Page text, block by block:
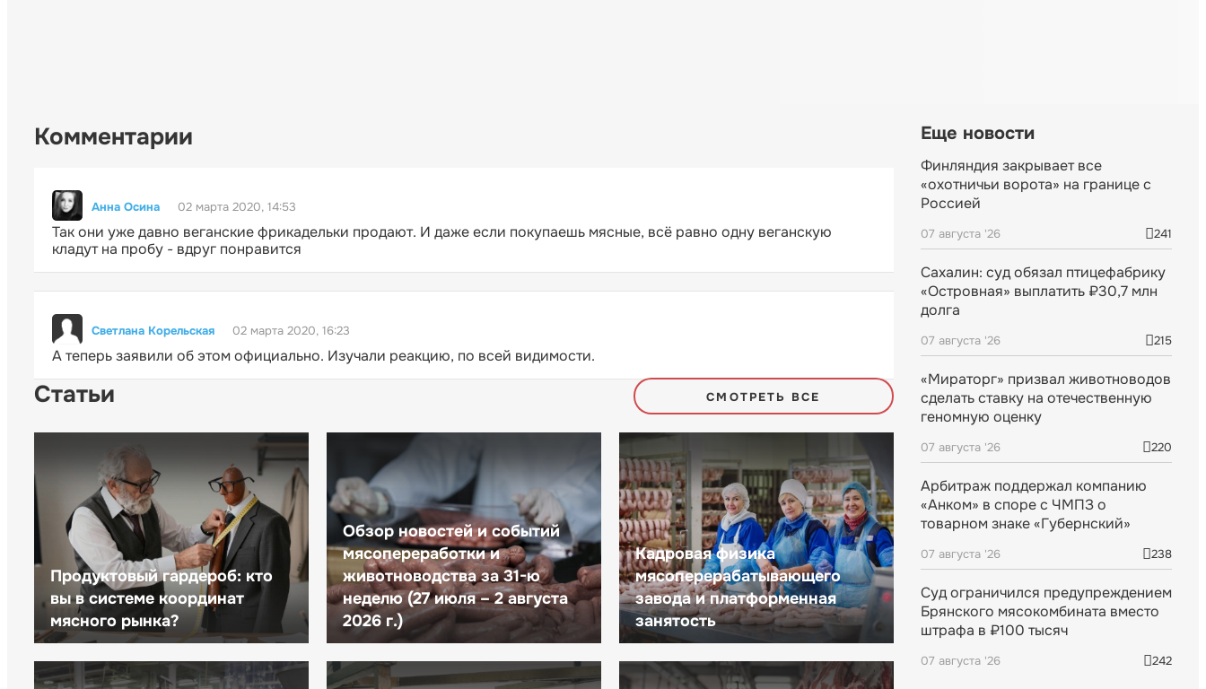
Комментарии
Анна Осина 02 марта 2020, 14:53
Так они уже давно веганские фрикадельки продают. И даже если покупаешь мясные, всё равно одну веганскую
кладут на пробу - вдруг понравится
Светлана Корельская 02 марта 2020, 16:23
А теперь заявили об этом официально. Изучали реакцию, по всей видимости.
Статьи СМОТРЕТЬ ВСЕ
Продуктовый гардероб: кто
вы в системе координат
мясного рынка?
Обзор новостей и событий
мясопереработки и
животноводства за 31-ю
неделю (27 июля – 2 августа
2026 г.)
Кадровая физика
мясоперерабатывающего
завода и платформенная
занятость
Еще новости
Финляндия закрывает все
«охотничьи ворота» на границе с
Россией
07 августа '26 241
Сахалин: суд обязал птицефабрику
«Островная» выплатить ₽30,7 млн
долга
07 августа '26 215
«Мираторг» призвал животноводов
сделать ставку на отечественную
геномную оценку
07 августа '26 220
Арбитраж поддержал компанию
«Анком» в споре с ЧМПЗ о
товарном знаке «Губернский»
07 августа '26 238
Суд ограничился предупреждением
Брянского мясокомбината вместо
штрафа в ₽100 тысяч
07 августа '26 242